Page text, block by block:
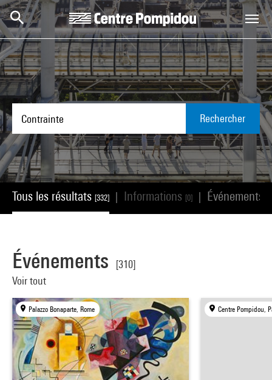
Aller au contenu principal
Centre Pompidou
Rechercher
Tous les résultats [332] Informations [0] Événements
Événements
[310]
Voir tout
Palazzo Bonaparte, Rome Centre Pompidou,